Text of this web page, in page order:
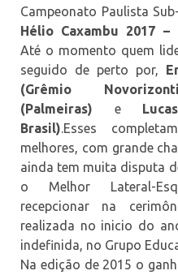
Campeonato Paulista
Hélio Caxambu 2017
Até o momento quem
seguido de perto por,
(Grêmio
(Palmeiras) eLucas
Brasil).Esses
melhores, com grande
ainda tem muita disputa
o Melhor Lateral-
recepcionar na
realizada no inicio do
indefinida, no Grupo
Na edição de 2015 o